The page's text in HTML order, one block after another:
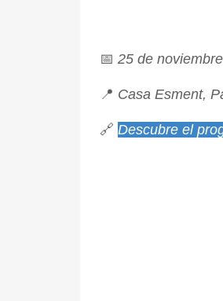
📅 25 de
📍 Casa Esment,
🔗 Descubre el